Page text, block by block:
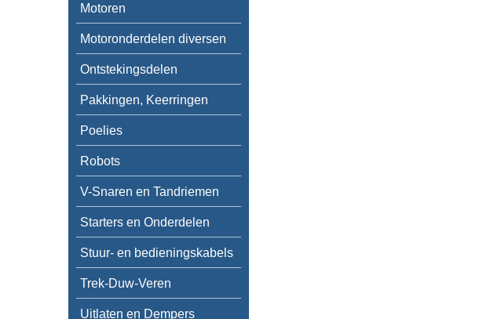
Motoren
Motoronderdelen diversen
Ontstekingsdelen
Pakkingen, Keerringen
Poelies
Robots
V-Snaren en Tandriemen
Starters en Onderdelen
Stuur- en bedieningskabels
Trek-Duw-Veren
Uitlaten en Dempers